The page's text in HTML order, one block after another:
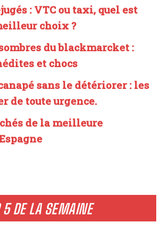
5 DE LA SEMAINE
: VTC ou taxi, quel est
choix ?
du blackmarcket :
et chocs
sans le détériorer : les
de toute urgence.
de la meilleure